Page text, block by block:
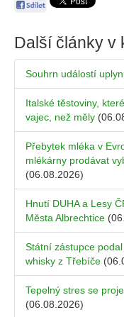
Další články v
Souhrn událostí
Italské těstoviny,
vajec, než měly
Přebytek mléka v
mlékárny prodávat
(06.08.2026)
Hnutí DUHA a Lesy
Města Albrechtice
Státní zástupce
whisky z Třebíče
Tepelný stres se
(06.08.2026)